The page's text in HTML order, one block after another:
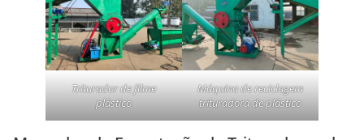
Triturador de filme
plástico
Máquina de reciclagem
trituradora de plástico